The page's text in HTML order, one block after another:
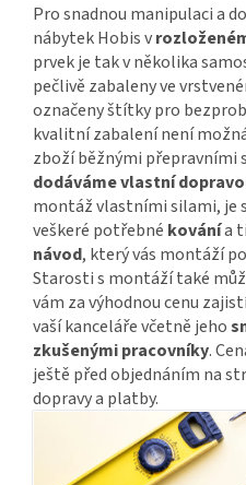
Pro snadnou manipulaci a
nábytek Hobis v
prvek je tak v několika
pečlivě zabaleny ve
označeny štítky pro
kvalitní zabalení není
zboží běžnými přepravními
dodáváme vlastní
montáž vlastními silami, je
veškeré potřebné kovánía
návod, který vás montáží
Starosti s montáží také
vám za výhodnou cenu
vaší kanceláře včetně jeho
zkušenými pracovníky.
ještě před objednáním na
dopravy a platby.